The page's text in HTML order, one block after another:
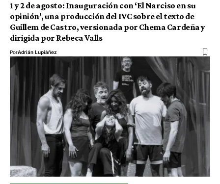
1 y 2 de agosto: Inauguración con ‘El Narciso en su
opinión’, una producción del IVC sobre el texto de
Guillem de Castro, versionada por Chema Cardeña y
dirigida por Rebeca Valls
PorAdrián Lupiáñez